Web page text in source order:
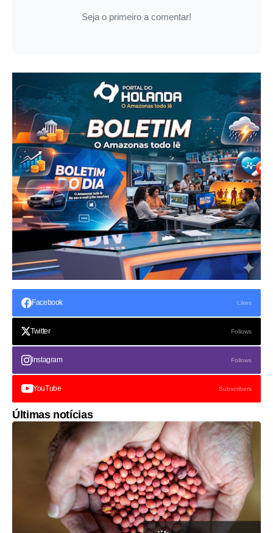
Seja o primeiro a comentar!
Facebook Likes
Twitter Follows
Instagram Follows
YouTube Subscribers
Últimas notícias